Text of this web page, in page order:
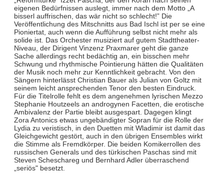
eigenen Bedürfnissen auslegt, immer nach dem Motto „A
bisserl auffrischen, das wär nicht so schlecht!” Die
Veröffentlichung des Mitschnitts aus Bad Ischl ist per se eine
Pioniertat, auch wenn die Aufführung selbst nicht mehr als
solide ist. Das Orchester musiziert auf gutem Stadttheater-
Niveau, der Dirigent Vinzenz Praxmarer geht die ganze
Sache allerdings recht bedächtig an, ein bisschen mehr
Schwung und rhythmische Pointierung hätten die Qualitäten
der Musik noch mehr zur Kenntlichkeit gebracht. Von den
Sängern hinterlässt Christian Bauer als Julian von Goltz mit
seinem leicht ansprechenden Tenor den besten Eindruck.
Für die Titelrolle fehlt es dem angenehmen lyrischen Mezzo
Stephanie Houtzeels an androgynen Facetten, die erotische
Ambivalenz der Partie bleibt ausgespart. Dagegen klingt
Zora Antonics etwas ungebändigter Sopran für die Rolle der
Lydia zu veristisch, in den Duetten mit Wladimir ist damit das
Gleichgewicht gestört, auch in den übrigen Ensembles wirkt
die Stimme als Fremdkörper. Die beiden Komikerrollen des
russischen Generals und des türkischen Paschas sind mit
Steven Scheschareg und Bernhard Adler überraschend
„seriös" besetzt.